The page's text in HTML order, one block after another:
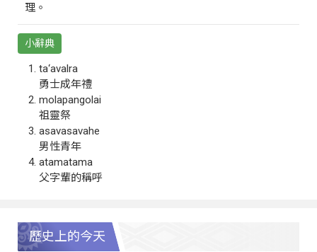
理。
小辭典
ta‘avalra
勇士成年禮
molapangolai
祖靈祭
asavasavahe
男性青年
atamatama
父字輩的稱呼
歷史上的今天